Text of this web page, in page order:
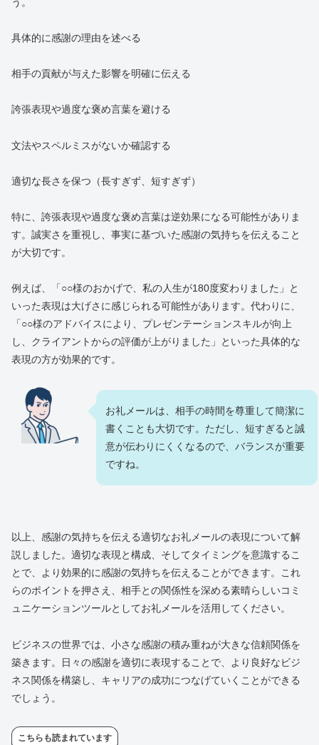
具体的に感謝の理由を述べる
相手の貢献が与えた影響を明確に伝える
誇張表現や過度な褒め言葉を避ける
文法やスペルミスがないか確認する
適切な長さを保つ（長すぎず、短すぎず）
特に、誇張表現や過度な褒め言葉は逆効果になる可能性がありま
す。誠実さを重視し、事実に基づいた感謝の気持ちを伝えること
が大切です。
例えば、「○○様のおかげで、私の人生が180度変わりました」と
いった表現は大げさに感じられる可能性があります。代わりに、
「○○様のアドバイスにより、プレゼンテーションスキルが向上
し、クライアントからの評価が上がりました」といった具体的な
表現の方が効果的です。
お礼メールは、相手の時間を尊重して簡潔に
書くことも大切です。ただし、短すぎると誠
意が伝わりにくくなるので、バランスが重要
ですね。
以上、感謝の気持ちを伝える適切なお礼メールの表現について解
説しました。適切な表現と構成、そしてタイミングを意識するこ
とで、より効果的に感謝の気持ちを伝えることができます。これ
らのポイントを押さえ、相手との関係性を深める素晴らしいコミ
ュニケーションツールとしてお礼メールを活用してください。
ビジネスの世界では、小さな感謝の積み重ねが大きな信頼関係を
築きます。日々の感謝を適切に表現することで、より良好なビジ
ネス関係を構築し、キャリアの成功につなげていくことができる
でしょう。
こちらも読まれています